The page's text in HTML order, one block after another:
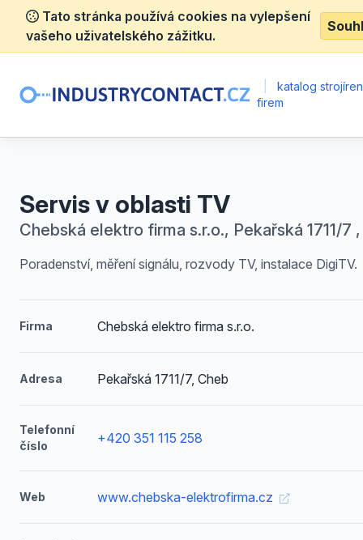
Tato stránka používá cookies na vylepšení
vašeho uživatelského zážitku.
katalog
firem
Servis v oblasti TV
Chebská elektro firma s.r.o., Pekařská 1711/7
Poradenství, měření signálu, rozvody TV, instalace DigiTV.
Firma Chebská elektro firma s.r.o.
Adresa Pekařská 1711/7, Cheb
Telefonní
číslo
+420 351 115 258
Web www.chebska-elektrofirma.cz